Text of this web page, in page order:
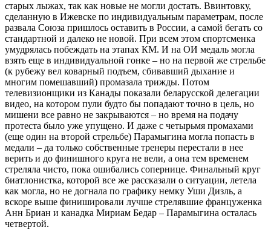
старых лыжах, так как новые не могли достать. Ввинтовку,
сделанную в Ижевске по индивидуальным параметрам, после
развала Союза пришлось оставить в России, а самой бегать со
стандартной и далеко не новой. При всем этом спортсменка
умудрялась побеждать на этапах КМ. И на ОИ медаль могла
взять еще в индивидуальной гонке – но на первой же стрельбе
(к рубежу вел коварный подъем, сбивавший дыхание и
многим помешавший) промазала трижды. Потом
телевизионщики из Канады показали беларусской делегации
видео, на котором пули будто бы попадают точно в цель, но
мишени все равно не закрываются – но время на подачу
протеста было уже упущено. И даже с четырьмя промахами
(еще один на второй стрельбе) Парамыгина могла попасть в
медали – да только собственные тренеры перестали в нее
верить и до финишного круга не вели, а она тем временем
стреляла чисто, пока ошибались сопернице. Финальный круг
биатлонистка, которой все же рассказали о ситуации, летела
как могла, но не догнала по графику немку Уши Дизль, а
вскоре выше финишировали лучше стрелявшие француженка
Анн Бриан и канадка Мириам Бедар – Парамыгина осталась
четвертой.